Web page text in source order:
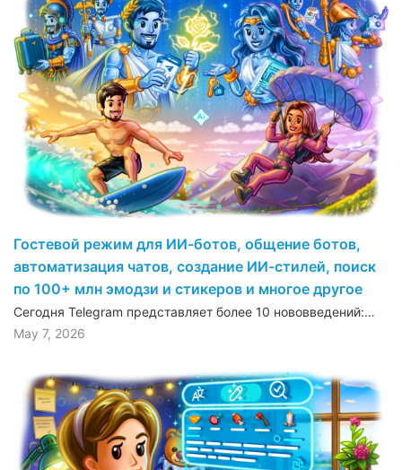
Гостевой режим для ИИ-ботов, общение ботов,
автоматизация чатов, создание ИИ-стилей, поиск
по 100+ млн эмодзи и стикеров и многое другое
Сегодня Telegram представляет более 10 нововведений:…
May 7, 2026